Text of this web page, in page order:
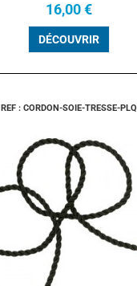
16,00 €
DÉCOUVRIR
REF : CORDON-SOIE-TRESSE-PLQ